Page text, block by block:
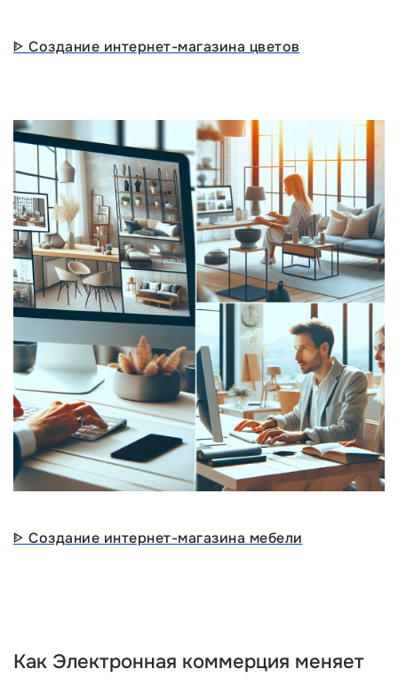
ᐈ Создание интернет-магазина цветов
ᐈ Создание интернет-магазина мебели
Как Электронная коммерция меняет